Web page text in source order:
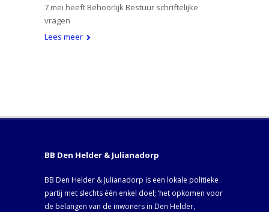
7 mei heeft Behoorlijk Bestuur schriftelijke
vragen
Lees meer
BB Den Helder & Julianadorp
BB Den Helder & Julianadorp is een lokale politieke
partij met slechts één enkel doel; ‘het opkomen voor
de belangen van de inwoners in Den Helder,